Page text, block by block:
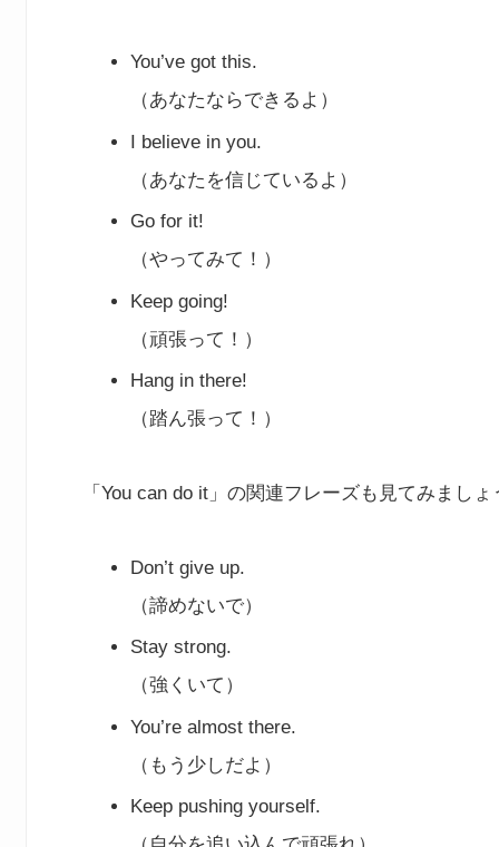
You’ve got this.
（あなたならできるよ）
I believe in you.
（あなたを信じているよ）
Go for it!
（やってみて！）
Keep going!
（頑張って！）
Hang in there!
（踏ん張って！）
「You can do it」の関連フレーズも見てみましょ
Don’t give up.
（諦めないで）
Stay strong.
（強くいて）
You’re almost there.
（もう少しだよ）
Keep pushing yourself.